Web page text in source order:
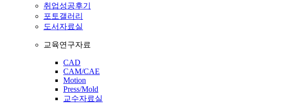
취업성공후기
포토갤러리
도서자료실
교육연구자료
CAD
CAM/CAE
Motion
Press/Mold
교수자료실